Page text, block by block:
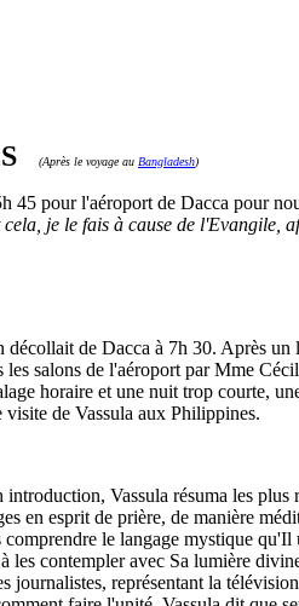
(Après le voyage au Bangladesh)
45 pour l'aéroport de Dacca pour
cela, je le fais à cause de l'Evangile,
décollait de Dacca à 7h 30. Après un
les salons de l'aéroport par Mme
horaire et une nuit trop courte,
de Vassula aux Philippines.
introduction, Vassula résuma les plus
en esprit de prière, de manière
le langage mystique
les contempler avec Sa lumière
journalistes, représentant la